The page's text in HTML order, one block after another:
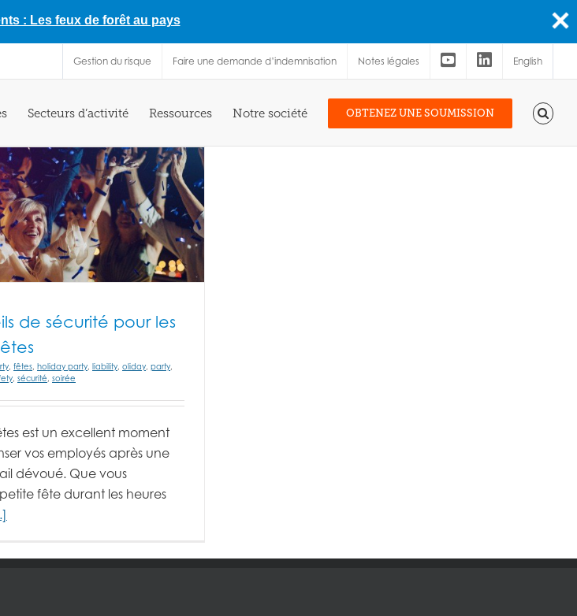
Gestion du risque Faire une demande d’indemnisation Notes légales English
Secteurs d’activité Ressources Notre société OBTENEZ UNE SOUMISSION
de sécurité pour les
, fêtes, holiday party, liability, oliday, party,
, sécurité, soirée
est un excellent moment
vos employés après une
dévoué. Que vous
fête durant les heures
: Les feux de forêt au pays